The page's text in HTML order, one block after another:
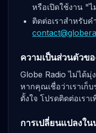
หรือเปิดใช้งาน "
ติดต่อเราสำหรับ
ความเป็นส่วนตัวขอ
Globe Radio ไม่ได้มุ่
หากคุณเชื่อว่าเราเก็
ตั้งใจ โปรดติดต่อเรา
การเปลี่ยนแปลงใ